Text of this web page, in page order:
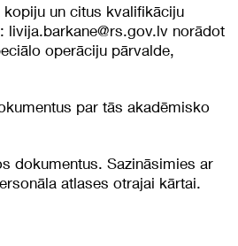
un citus kvalifikāciju
livija.barkane@rs.gov.lv norādot
operāciju pārvalde,
par tās akadēmisko
dokumentus. Sazināsimies ar
atlases otrajai kārtai.